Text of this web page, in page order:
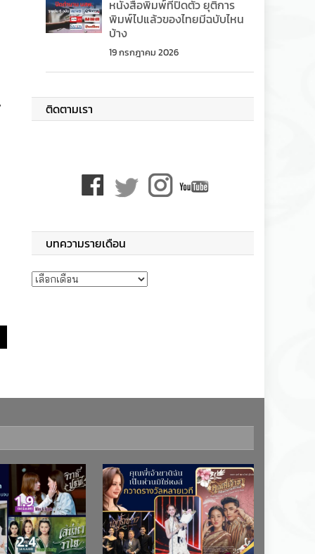
หนังสือพิมพ์ที่ปิดตัว ยุติการ
พิมพ์ไปแล้วของไทยมีฉบับไหน
บ้าง
19 กรกฎาคม 2026
ติดตามเรา
บทความรายเดือน
บทความรายเดือน